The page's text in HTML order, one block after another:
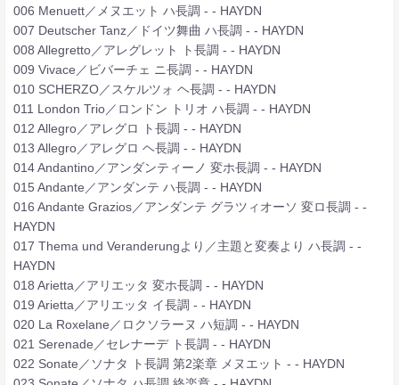
006 Menuett／メヌエット ハ長調 - - HAYDN
007 Deutscher Tanz／ドイツ舞曲 ハ長調 - - HAYDN
008 Allegretto／アレグレット ト長調 - - HAYDN
009 Vivace／ビバーチェ ニ長調 - - HAYDN
010 SCHERZO／スケルツォ ヘ長調 - - HAYDN
011 London Trio／ロンドン トリオ ハ長調 - - HAYDN
012 Allegro／アレグロ ト長調 - - HAYDN
013 Allegro／アレグロ ヘ長調 - - HAYDN
014 Andantino／アンダンティーノ 変ホ長調 - - HAYDN
015 Andante／アンダンテ ハ長調 - - HAYDN
016 Andante Grazios／アンダンテ グラツィオーソ 変ロ長調 - -
HAYDN
017 Thema und Veranderungより／主題と変奏より ハ長調 - -
HAYDN
018 Arietta／アリエッタ 変ホ長調 - - HAYDN
019 Arietta／アリエッタ イ長調 - - HAYDN
020 La Roxelane／ロクソラーヌ ハ短調 - - HAYDN
021 Serenade／セレナーデ ト長調 - - HAYDN
022 Sonate／ソナタ ト長調 第2楽章 メヌエット - - HAYDN